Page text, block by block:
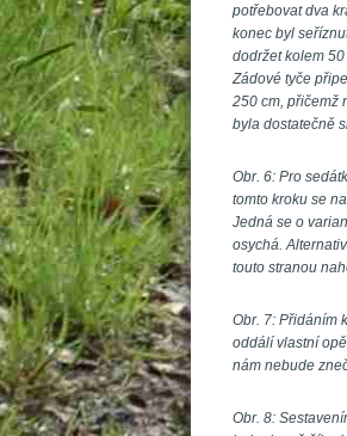
potřebovat dva
konec byl
dodržet kolem
Zádové tyče
250 cm, přičemž
byla dostatečně
Obr. 6: Pro
tomto kroku se
Jedná se o
osychá.
touto stranou
Obr. 7: Přidáním
oddálí vlastní
nám nebude
Obr. 8: